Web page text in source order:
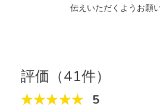
伝えいただくようお願
評価（41件）
5